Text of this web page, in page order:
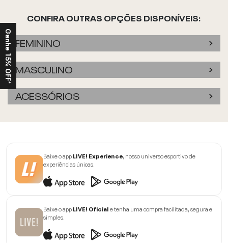
CONFIRA OUTRAS OPÇÕES DISPONÍVEIS:
FEMININO
MASCULINO
ACESSÓRIOS
Baixe o appLIVE! Experience, nosso universo esportivo de
experiências únicas.
Baixe o appLIVE! Oficiale tenha uma compra facilitada, segura e
simples.
Ganhe 15% OFF*